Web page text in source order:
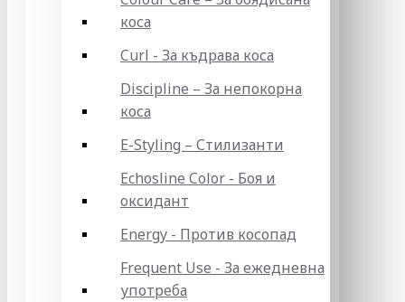
коса
Curl - За къдрава коса
Discipline – За непокорна
коса
E-Styling – Стилизанти
Echosline Color - Боя и
оксидант
Energy - Против косопад
Frequent Use - За ежедневна
употреба